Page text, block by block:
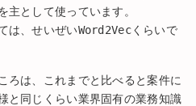
主として使っています。
は、せいぜいWord2Vecくらいで
ろは、これまでと比べると案件に
と同じくらい業界固有の業務知識